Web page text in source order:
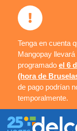
Tenga en cuenta
Mangopay
programado el 6
(hora de
de pago podrían
temporalmente.